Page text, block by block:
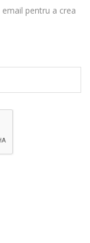
pentru a crea